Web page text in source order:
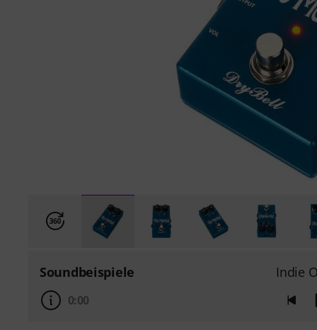
Soundbeispiele Indie
0:00